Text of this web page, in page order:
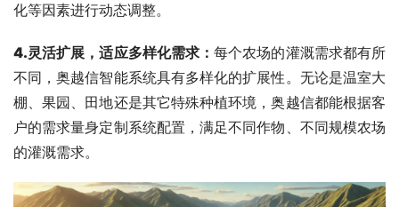
化等因素进行动态调整。
4.灵活扩展，适应多样化需求 ：每个农场的灌溉需求都有所
不同，奥越信智能系统具有多样化的扩展性。无论是温室大
棚、果园、田地还是其它特殊种植环境，奥越信都能根据客
户的需求量身定制系统配置，满足不同作物、不同规模农场
的灌溉需求。